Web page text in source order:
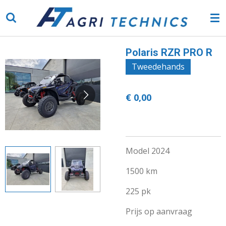
direct
hoofdinhoud
Polaris RZR PRO R
Tweedehands
€ 0,00
Model 2024
1500 km
225 pk
Prijs op aanvraag